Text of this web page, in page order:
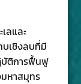
ลและ
เชิงลบที่มี
บัติการฟื้นฟู
หาสมุทร